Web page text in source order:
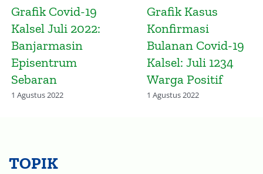
Grafik Kematian di
Kalsel Masih
Terjadi Meski
Gelombang
Omicron Melandai
17 Maret 2022
Peta Konsentrasi
Penduduk Hulu
Sungai Utara dan
Sungai Nagara
20 Januari 2023
TOPIK